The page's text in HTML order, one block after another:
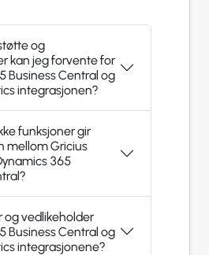
og
kan jeg forvente for
Business Central og
integrasjonen?
funksjoner gir
mellom Gricius
365
og vedlikeholder
Business Central og
integrasjonene?